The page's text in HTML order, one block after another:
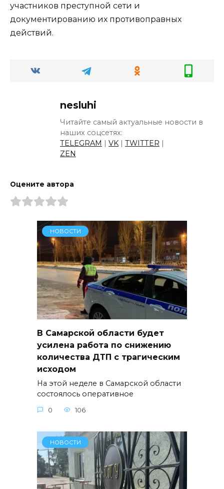
участников преступной сети и
документированию их противоправных
действий.
nesluhi
Читайте самый актуальные новости в
наших соцсетях:
TELEGRAM | VK | TWITTER |
ZEN
Оцените автора
НОВОСТИ
В Самарской области будет
усилена работа по снижению
количества ДТП с трагическим
исходом
На этой неделе в Самарской области
состоялось оперативное
0 106
НОВОСТИ